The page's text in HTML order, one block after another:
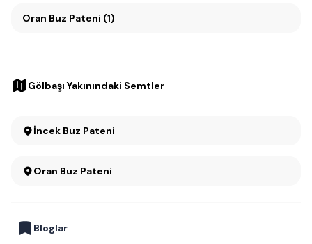
Oran Buz Pateni (1)
Gölbaşı Yakınındaki Semtler
İncek Buz Pateni
Oran Buz Pateni
Bloglar